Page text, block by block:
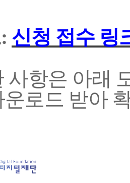
신청 접수 링
항은 아래
운로드 받아